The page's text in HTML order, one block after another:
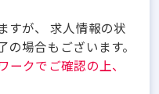
すが、 求人情報の状
場合もございます。
クでご確認の上、